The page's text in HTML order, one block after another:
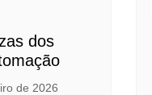
dos
de 2026